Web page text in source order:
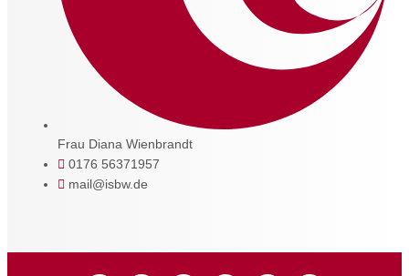
Frau Diana Wienbrandt
0176 56371957
mail@isbw.de